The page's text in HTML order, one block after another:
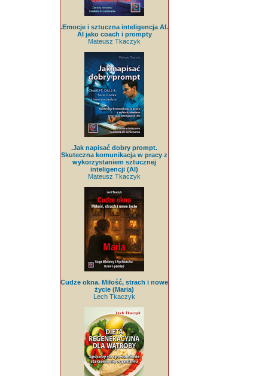
.Emocje i sztuczna inteligencja AI.
AI jako coach i prompty
Mateusz Tkaczyk
.Jak napisać dobry prompt.
Skuteczna komunikacja w pracy z
wykorzystaniem sztucznej
inteligencji (AI)
Mateusz Tkaczyk
Cudze okna. Miłość, strach i nowe
życie (Maria)
Lech Tkaczyk